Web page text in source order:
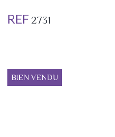
REF 2731
BIEN VENDU